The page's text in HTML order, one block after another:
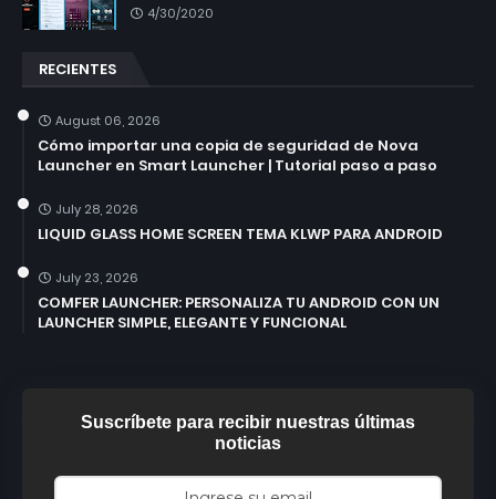
4/30/2020
RECIENTES
August 06, 2026
Cómo importar una copia de seguridad de Nova
Launcher en Smart Launcher | Tutorial paso a paso
July 28, 2026
LIQUID GLASS HOME SCREEN TEMA KLWP PARA ANDROID
July 23, 2026
COMFER LAUNCHER: PERSONALIZA TU ANDROID CON UN
LAUNCHER SIMPLE, ELEGANTE Y FUNCIONAL
Suscríbete para recibir nuestras últimas
noticias